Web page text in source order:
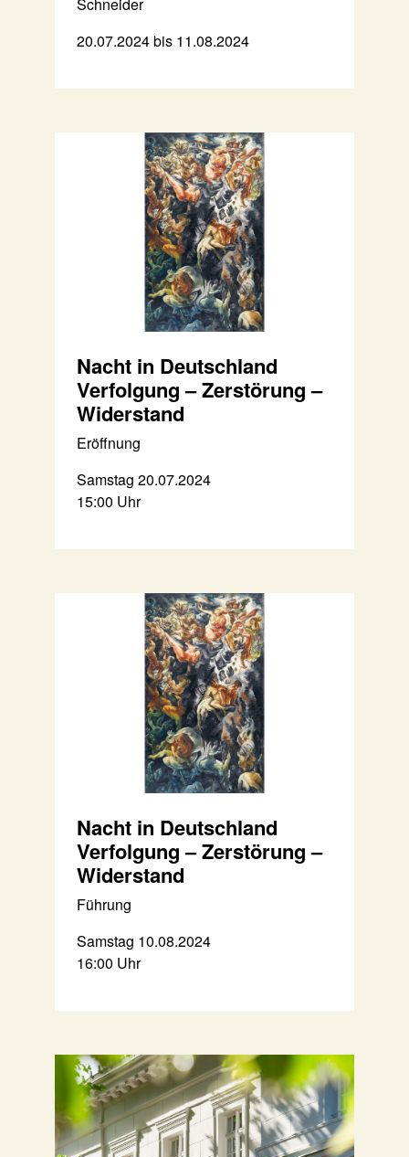
20.07.2024 bis 11.08.2024
Nacht in Deutschland
Verfolgung – Zerstörung –
Widerstand
Eröffnung
Samstag 20.07.2024
15:00 Uhr
Nacht in Deutschland
Verfolgung – Zerstörung –
Widerstand
Führung
Samstag 10.08.2024
16:00 Uhr